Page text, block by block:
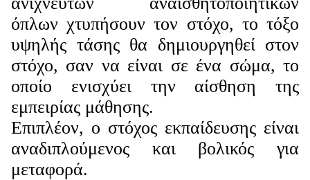
όπλων χτυπήσουν τον στόχο, το τόξο
υψηλής τάσης θα δημιουργηθεί στον
στόχο, σαν να είναι σε ένα σώμα, το
οποίο ενισχύει την αίσθηση της
εμπειρίας μάθησης.
Επιπλέον, ο στόχος εκπαίδευσης είναι
αναδιπλούμενος και βολικός για
μεταφορά.